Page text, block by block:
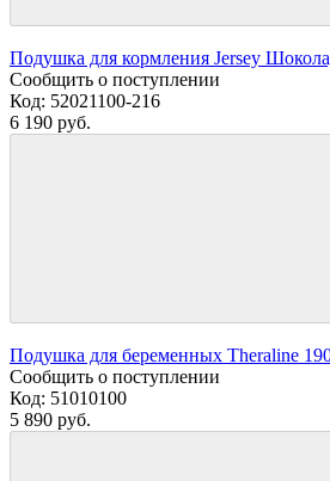
Подушка для кормления Jersey
Сообщить о поступлении
Код: 52021100-216
6 190 руб.
Подушка для беременных Theraline
Сообщить о поступлении
Код: 51010100
5 890 руб.